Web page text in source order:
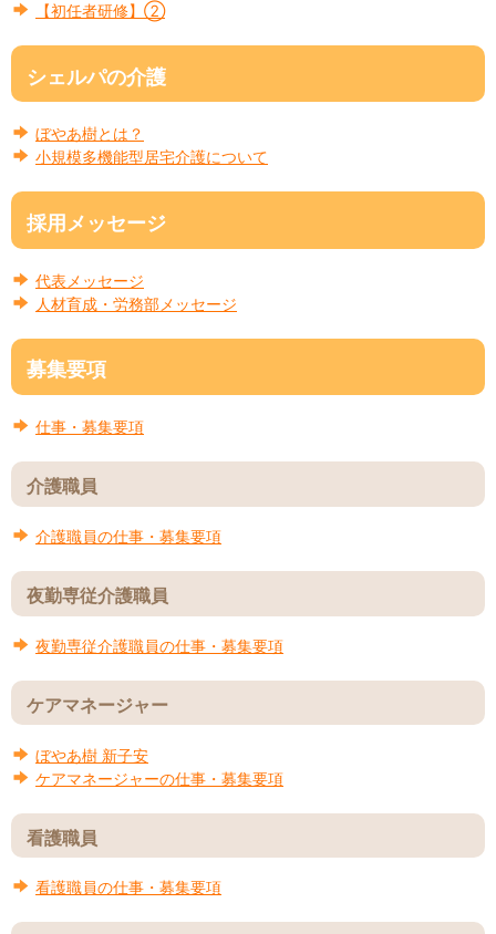
【初任者研修】②
シェルパの介護
ぼやあ樹とは？
小規模多機能型居宅介護について
採用メッセージ
代表メッセージ
人材育成・労務部メッセージ
募集要項
仕事・募集要項
介護職員
介護職員の仕事・募集要項
夜勤専従介護職員
夜勤専従介護職員の仕事・募集要項
ケアマネージャー
ぼやあ樹 新子安
ケアマネージャーの仕事・募集要項
看護職員
看護職員の仕事・募集要項